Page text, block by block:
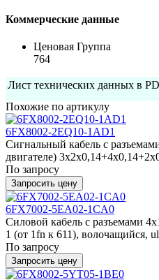
Коммерческие данные
Ценовая Группа
764
Лист технических данных в
Похожие по артикулу
6FX8002-2EQ10-1AD1
Сигнальный кабель с
двигателе)
По запросу
Запросить цену
6FX7002-5EA02-1CA0
Силовой кабель с разъемами
1 (от 1fn к 611), волочащийся,
По запросу
Запросить цену